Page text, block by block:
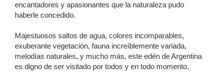
encantadores y apasionantes que la naturaleza pudo
haberle concedido.
Majestuosos saltos de agua, colores incomparables,
exuberante vegetación, fauna increíblemente variada,
melodías naturales, y mucho más, este edén de Argentina
es digno de ser visitado por todos y en todo momento.